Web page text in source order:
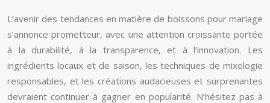
L’avenir des tendances en matière de boissons pour mariage
s’annonce prometteur, avec une attention croissante portée
à la durabilité, à la transparence, et à l’innovation. Les
ingrédients locaux et de saison, les techniques de mixologie
responsables, et les créations audacieuses et surprenantes
devraient continuer à gagner en popularité. N’hésitez pas à